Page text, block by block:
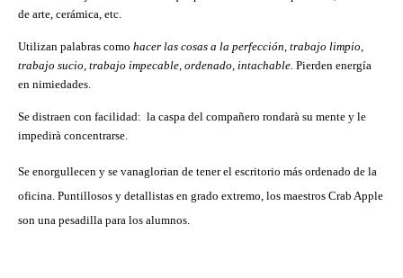
de arte, cerámica, etc.
Utilizan palabras como hacer las cosas a la perfección, trabajo limpio,
trabajo sucio, trabajo impecable, ordenado, intachable. Pierden energía
en nimiedades.
Se distraen con facilidad: la caspa del compañero rondarà su mente y le
impedirà concentrarse.
Se enorgullecen y se vanaglorian de tener el escritorio más ordenado de la
oficina. Puntillosos y detallistas en grado extremo, los maestros Crab Apple
son una pesadilla para los alumnos.